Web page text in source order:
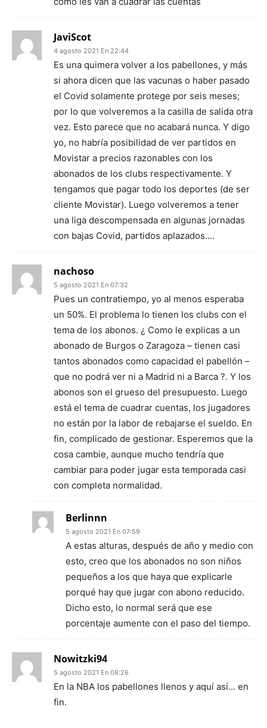
JaviScot
4 agosto 2021 En 22:44
Es una quimera volver a los pabellones, y más
si ahora dicen que las vacunas o haber pasado
el Covid solamente protege por seis meses;
por lo que volveremos a la casilla de salida otra
vez. Esto parece que no acabará nunca. Y digo
yo, no habría posibilidad de ver partidos en
Movistar a precios razonables con los
abonados de los clubs respectivamente. Y
tengamos que pagar todo los deportes (de ser
cliente Movistar). Luego volveremos a tener
una liga descompensada en algunas jornadas
con bajas Covid, partidos aplazados….
nachoso
5 agosto 2021 En 07:32
Pues un contratiempo, yo al menos esperaba
un 50%. El problema lo tienen los clubs con el
tema de los abonos. ¿ Como le explicas a un
abonado de Burgos o Zaragoza – tienen casi
tantos abonados como capacidad el pabellón –
que no podrá ver ni a Madrid ni a Barca ?. Y los
abonos son el grueso del presupuesto. Luego
está el tema de cuadrar cuentas, los jugadores
no están por la labor de rebajarse el sueldo. En
fin, complicado de gestionar. Esperemos que la
cosa cambie, aunque mucho tendría que
cambiar para poder jugar esta temporada casi
con completa normalidad.
Berlinnn
5 agosto 2021 En 07:59
A estas alturas, después de año y medio con
esto, creo que los abonados no son niños
pequeños a los que haya que explicarle
porqué hay que jugar con abono reducido.
Dicho esto, lo normal será que ese
porcentaje aumente con el paso del tiempo.
Nowitzki94
5 agosto 2021 En 08:26
En la NBA los pabellones llenos y aquí así… en
fin.